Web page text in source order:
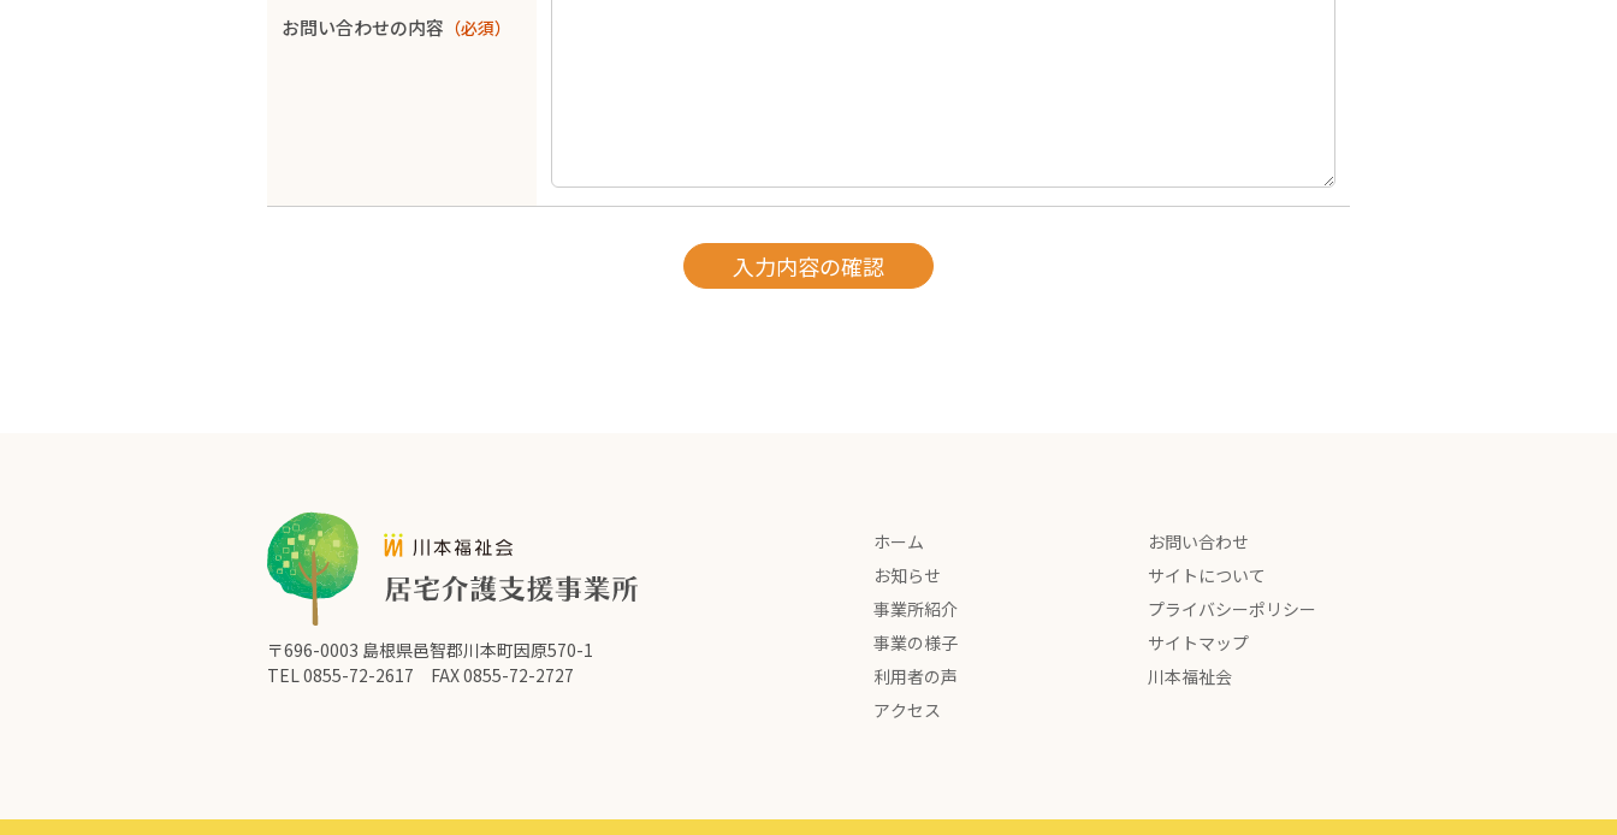
お問い合わせの内容 （必須）
〒696-0003 島根県邑智郡川本町因原570-1
TEL 0855-72-2617 FAX 0855-72-2727
ホーム
お知らせ
事業所紹介
事業の様子
利用者の声
アクセス
お問い合わせ
サイトについて
プライバシーポリシー
サイトマップ
川本福祉会